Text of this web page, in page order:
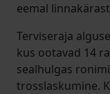
eemal
Terviseraja
kus ootavad 14
sealhulgas
trosslaskumine.